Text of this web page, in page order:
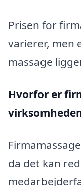
Prisen for
varierer, men
massage
Hvorfor er
da det kan